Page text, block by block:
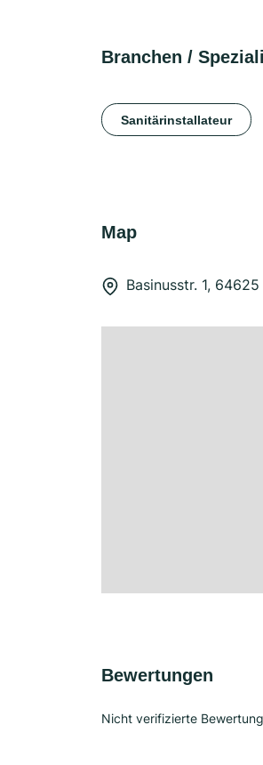
Branchen /
Sanitärinstallateur
Map
Basinusstr. 1,
Bewertungen
Nicht verifizierte